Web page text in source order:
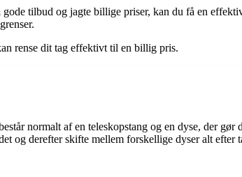
tilbud og jagte billige priser, kan du få en
rense dit tag effektivt til en billig pris.
normalt af en teleskopstang og en dyse, der
og derefter skifte mellem forskellige dyser alt efter